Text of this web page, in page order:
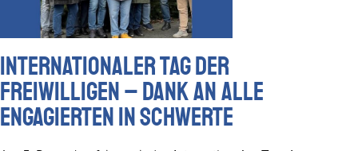
Internationaler Tag der
Freiwilligen – Dank an alle
Engagierten in Schwerte